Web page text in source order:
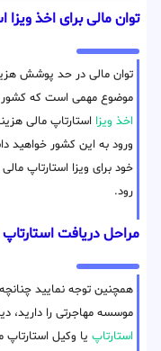
توان مالی برای اخذ ویزا
توان مالی در حد پوشش
موضوع مهمی است که کشور
اخذ ویزا استارتاپ مالی
ورود به این کشور خواهید
خود برای ویزا استارتاپ
رود.
مراحل دریافت استارتاپ
همچنین توجه نمایید
موسسه مهاجرتی را دارید،
استارتاپ یا وکیل